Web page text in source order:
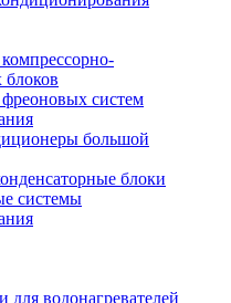
блоков
систем
большой
блоки
системы
для водонагревателей